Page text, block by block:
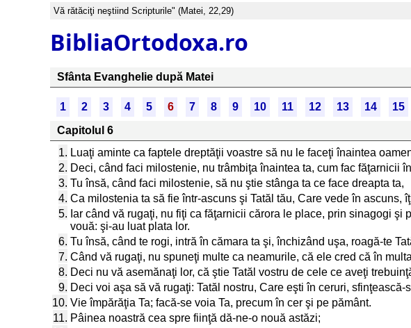
Vă rătăciţi neştiind Scripturile" (Matei, 22,29)
BibliaOrtodoxa.ro
Sfânta Evanghelie după Matei
1 2 3 4 5 6 7 8 9 10 11 12 13 14 15
Capitolul 6
1. Luaţi aminte ca faptele dreptăţii voastre să nu le faceţi înaintea
2. Deci, când faci milostenie, nu trâmbiţa înaintea ta, cum fac făţarnicii
3. Tu însă, când faci milostenie, să nu ştie stânga ta ce face dreapta ta,
4. Ca milostenia ta să fie într-ascuns şi Tatăl tău, Care vede în ascuns,
5. Iar când vă rugaţi, nu fiţi ca făţarnicii cărora le place, prin sinagogi
vouă: şi-au luat plata lor.
6. Tu însă, când te rogi, intră în cămara ta şi, închizând uşa, roagă-te
7. Când vă rugaţi, nu spuneţi multe ca neamurile, că ele cred că în
8. Deci nu vă asemănaţi lor, că ştie Tatăl vostru de cele ce aveţi
9. Deci voi aşa să vă rugaţi: Tatăl nostru, Care eşti în ceruri, sfinţească-
10. Vie împărăţia Ta; facă-se voia Ta, precum în cer şi pe pământ.
11. Pâinea noastră cea spre fiinţă dă-ne-o nouă astăzi;